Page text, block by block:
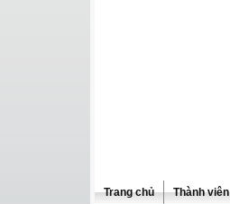
Trang chủ Thành viên